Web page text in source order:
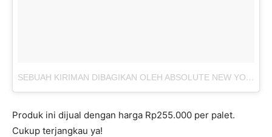
SEBUAH KIRIMAN DIBAGIKAN OLEH ABSOLUTE NEW YORK INDONESIA (@ABSOLUTENEWYORK_ID)
Produk ini dijual dengan harga Rp255.000 per palet.
Cukup terjangkau ya!